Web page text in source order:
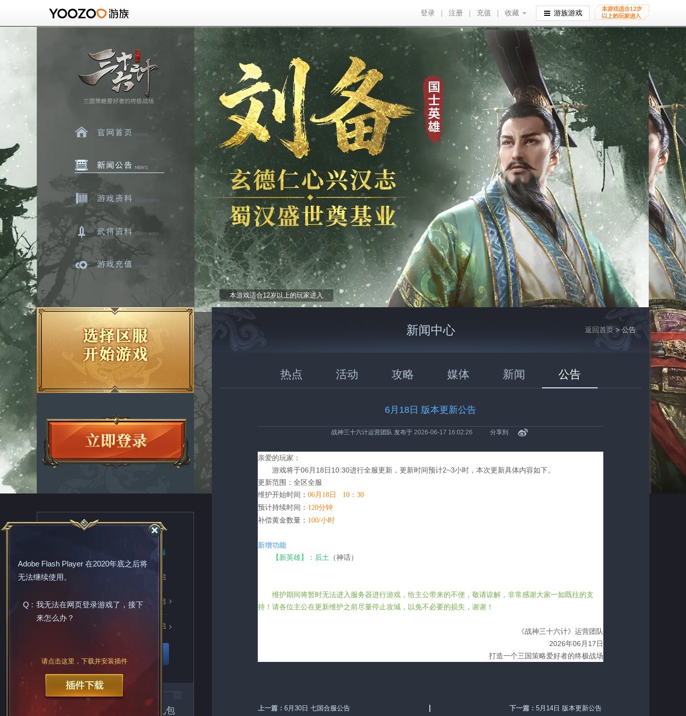
登录 注册 充值 收藏
收藏 游族游戏
官网首页
游戏资料
武将资料
游戏充值
推荐服务器
新服
火爆开启
火爆开启
【雄心】1170区
火爆开启
【雄心】1169区
扫一扫关注官方微信领取礼包
本游戏适合12岁以上的玩家进入
返回首页 > 公告
新闻中心
热点 活动 攻略 媒体 新闻 公告
6月18日 版本更新公告
战神三十六计运营团队 发布于 2026-06-17 16:02:26 分享到
亲爱的玩家：
游戏将于06月18日10:30进行全服更新，更新时间预计2~3小时，本次更新具体内容如下。
更新范围：全区全服
维护开始时间： 06月18日 10：30
预计持续时间： 120分钟
补偿黄金数量： 100/小时
新增功能
【新英雄】：后土 （神话）
维护期间将暂时无法进入服务器进行游戏，给主公带来的不便，敬请谅解，非常感谢大家一如既往的支
持！请各位主公在更新维护之前尽量停止攻城，以免不必要的损失，谢谢！
《战神三十六计》运营团队
2026年06月17日
打造一个三国策略爱好者的终极战场
上一篇： 6月30日 七国合服公告 下一篇： 5月14日 版本更新公告
Adobe Flash Player 在2020年底之后将
无法继续使用。
Q : 我无法在网页登录游戏了，接下
来怎么办？
请点击这里，下载并安装插件